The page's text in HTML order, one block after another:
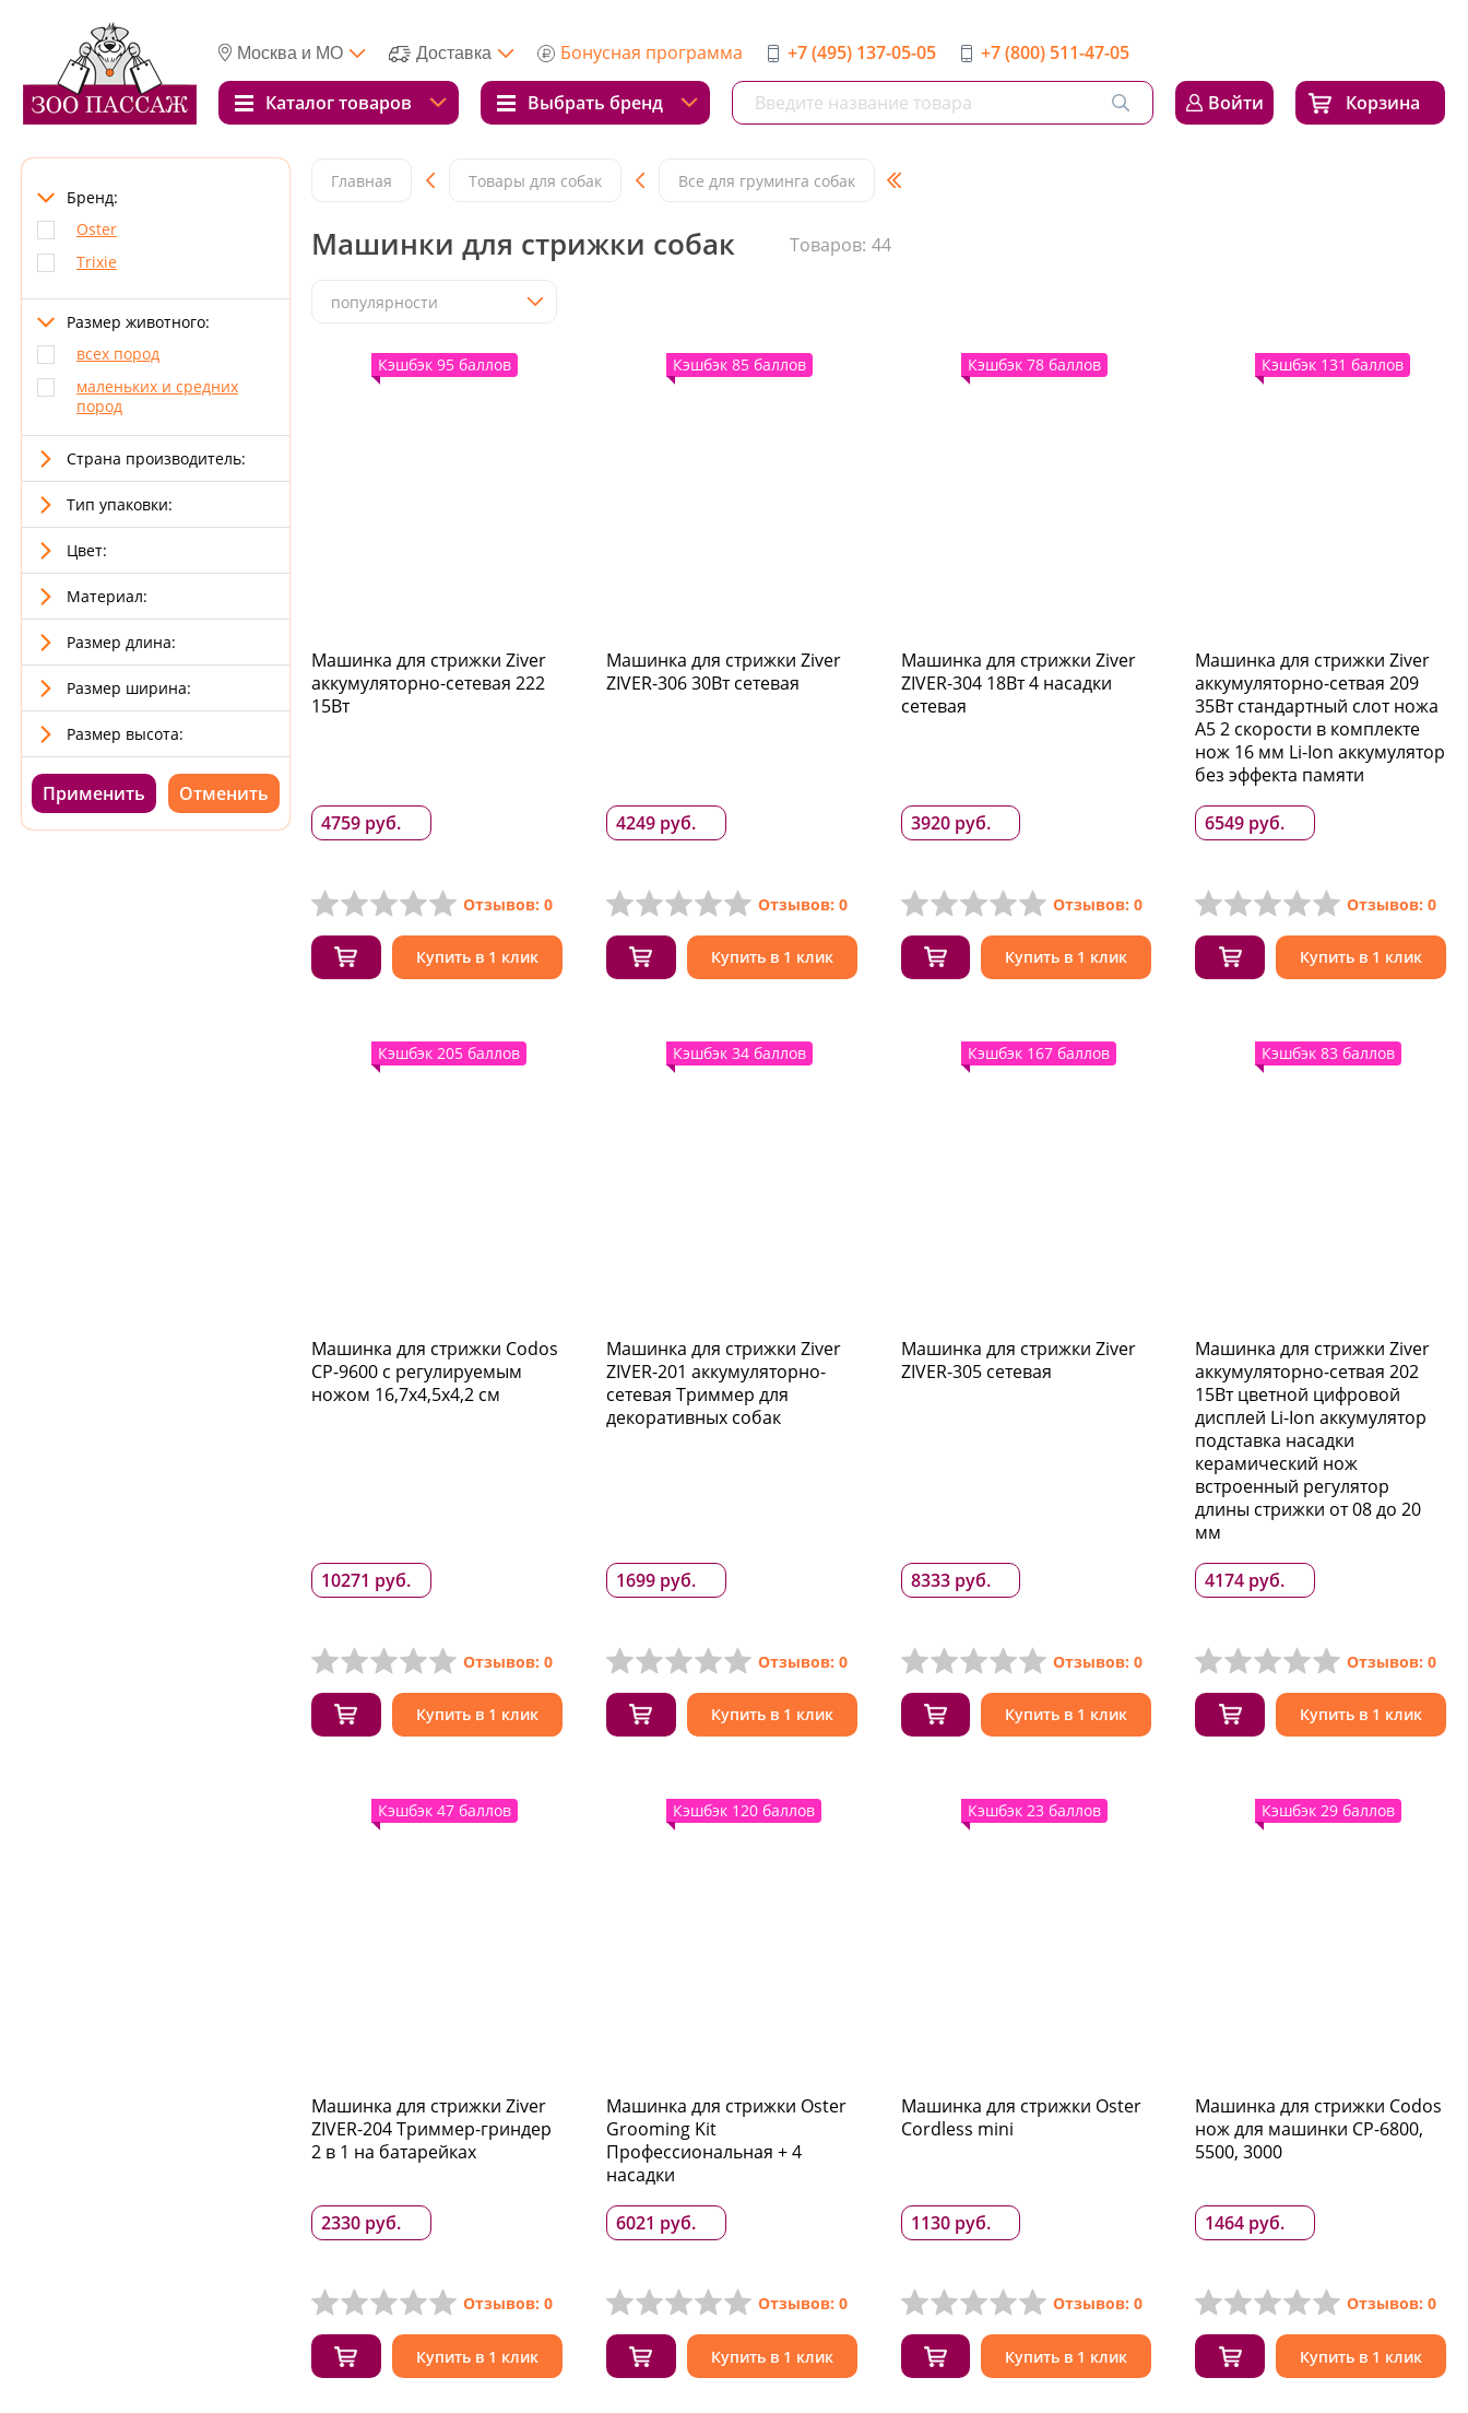
Москва и МО Доставка Бонусная программа +7 (495) 137-05-05 +7 (800) 511-47-05
Каталог товаров Выбрать бренд Войти Корзина
Бренд:
Oster
Trixie
Размер животного:
всех пород
маленьких и средних
пород
Страна производитель:
Тип упаковки:
Цвет:
Материал:
Размер длина:
Размер ширина:
Размер высота:
Применить
Главная Товары для собак Все для груминга собак
Машинки для стрижки собак Товаров: 44
популярности
Кэшбэк 95 баллов
Машинка для стрижки Ziver
аккумуляторно-сетевая 222
15Вт
4759 руб.
Отзывов: 0
Купить в 1 клик
Кэшбэк 85 баллов
Машинка для стрижки Ziver
ZIVER-306 30Вт сетевая
4249 руб.
Отзывов: 0
Купить в 1 клик
Кэшбэк 78 баллов
Машинка для стрижки Ziver
ZIVER-304 18Вт 4 насадки
сетевая
3920 руб.
Отзывов: 0
Купить в 1 клик
Кэшбэк 131 баллов
Машинка для стрижки Ziver
аккумуляторно-сетвая 209
35Вт стандартный слот ножа
А5 2 скорости в комплекте
нож 16 мм Li-Ion аккумулятор
без эффекта памяти
6549 руб.
Отзывов: 0
Купить в 1 клик
Кэшбэк 205 баллов
Машинка для стрижки Codos
CP-9600 с регулируемым
ножом 16,7x4,5x4,2 см
10271 руб.
Отзывов: 0
Купить в 1 клик
Кэшбэк 34 баллов
Машинка для стрижки Ziver
ZIVER-201 аккумуляторно-
сетевая Триммер для
декоративных собак
1699 руб.
Отзывов: 0
Купить в 1 клик
Кэшбэк 167 баллов
Машинка для стрижки Ziver
ZIVER-305 сетевая
8333 руб.
Отзывов: 0
Купить в 1 клик
Кэшбэк 83 баллов
Машинка для стрижки Ziver
аккумуляторно-сетвая 202
15Вт цветной цифровой
дисплей Li-Ion аккумулятор
подставка насадки
керамический нож
встроенный регулятор
длины стрижки от 08 до 20
мм
4174 руб.
Отзывов: 0
Купить в 1 клик
Кэшбэк 47 баллов
Машинка для стрижки Ziver
ZIVER-204 Триммер-гриндер
2 в 1 на батарейках
2330 руб.
Отзывов: 0
Купить в 1 клик
Кэшбэк 120 баллов
Машинка для стрижки Oster
Grooming Kit
Профессиональная + 4
насадки
6021 руб.
Отзывов: 0
Купить в 1 клик
Кэшбэк 23 баллов
Машинка для стрижки Oster
Cordless mini
1130 руб.
Отзывов: 0
Купить в 1 клик
Кэшбэк 29 баллов
Машинка для стрижки Codos
нож для машинки CP-6800,
5500, 3000
1464 руб.
Отзывов: 0
Купить в 1 клик